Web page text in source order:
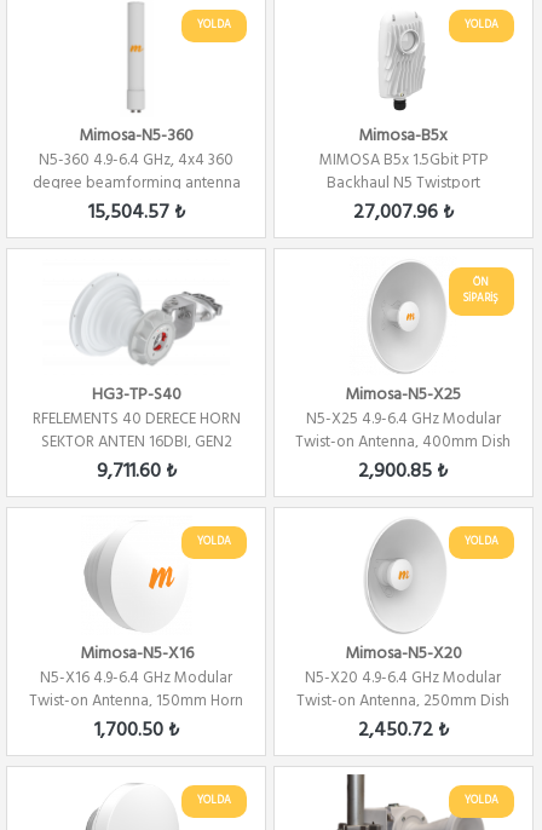
YOLDA
Mimosa-N5-360
N5-360 4.9-6.4 GHz, 4x4 360
degree beamforming antenna
for A5c
15,504.57 ₺
YOLDA
Mimosa-B5x
MIMOSA B5x 1.5Gbit PTP
Backhaul N5 Twistport
27,007.96 ₺
HG3-TP-S40
RFELEMENTS 40 DERECE HORN
SEKTOR ANTEN 16DBI, GEN2
9,711.60 ₺
ÖN
SİPARİŞ
Mimosa-N5-X25
N5-X25 4.9-6.4 GHz Modular
Twist-on Antenna, 400mm Dish
for C5x on...
2,900.85 ₺
YOLDA
Mimosa-N5-X16
N5-X16 4.9-6.4 GHz Modular
Twist-on Antenna, 150mm Horn
for C5x on...
1,700.50 ₺
YOLDA
Mimosa-N5-X20
N5-X20 4.9-6.4 GHz Modular
Twist-on Antenna, 250mm Dish
for C5x on...
2,450.72 ₺
YOLDA YOLDA